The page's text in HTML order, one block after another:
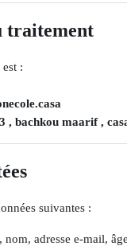
traitement
:
, bachkou maarif ,
suivantes :
adresse e-mail,